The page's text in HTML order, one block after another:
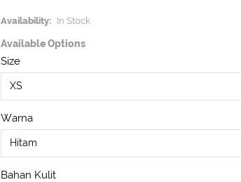
Availability: In Stock
Available Options
Size
Warna
Bahan Kulit